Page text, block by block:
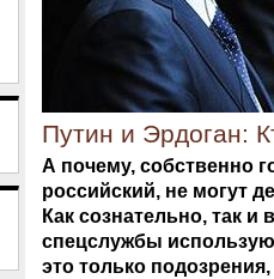
Путин и Эрдоган:
А почему, собственно
российский, не могут
Как сознательно, так и
спецслужбы
это только